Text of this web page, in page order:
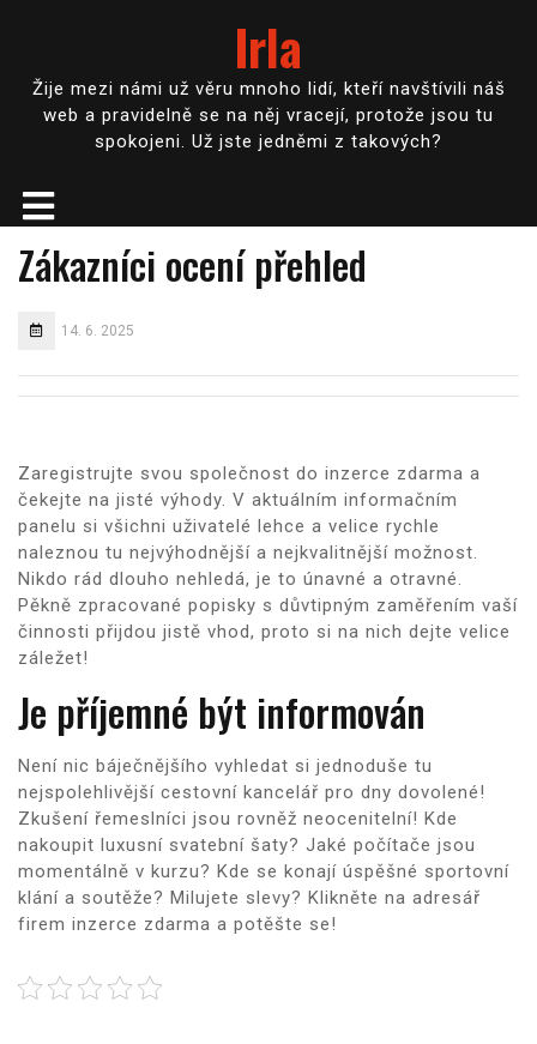
Irla
Žije mezi námi už věru mnoho lidí, kteří navštívili náš
web a pravidelně se na něj vracejí, protože jsou tu
spokojeni. Už jste jedněmi z takových?
Zákazníci ocení přehled
14. 6. 2025
Zaregistrujte svou společnost do inzerce zdarma a
čekejte na jisté výhody. V aktuálním informačním
panelu si všichni uživatelé lehce a velice rychle
naleznou tu nejvýhodnější a nejkvalitnější možnost.
Nikdo rád dlouho nehledá, je to únavné a otravné.
Pěkně zpracované popisky s důvtipným zaměřením vaší
činnosti přijdou jistě vhod, proto si na nich dejte velice
záležet!
Je příjemné být informován
Není nic báječnějšího vyhledat si jednoduše tu
nejspolehlivější cestovní kancelář pro dny dovolené!
Zkušení řemeslníci jsou rovněž neocenitelní! Kde
nakoupit luxusní svatební šaty? Jaké počítače jsou
momentálně v kurzu? Kde se konají úspěšné sportovní
klání a soutěže? Milujete slevy? Klikněte na adresář
firem inzerce zdarma a potěšte se!